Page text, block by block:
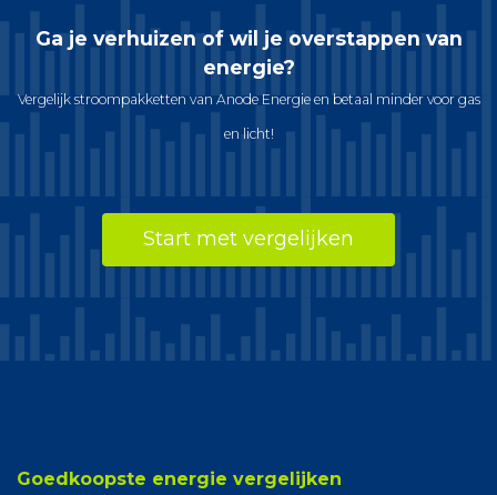
Ga je verhuizen of wil je overstappen van
energie?
Vergelijk stroompakketten van Anode Energie en betaal minder voor gas
en licht!
Start met vergelijken
Goedkoopste energie vergelijken